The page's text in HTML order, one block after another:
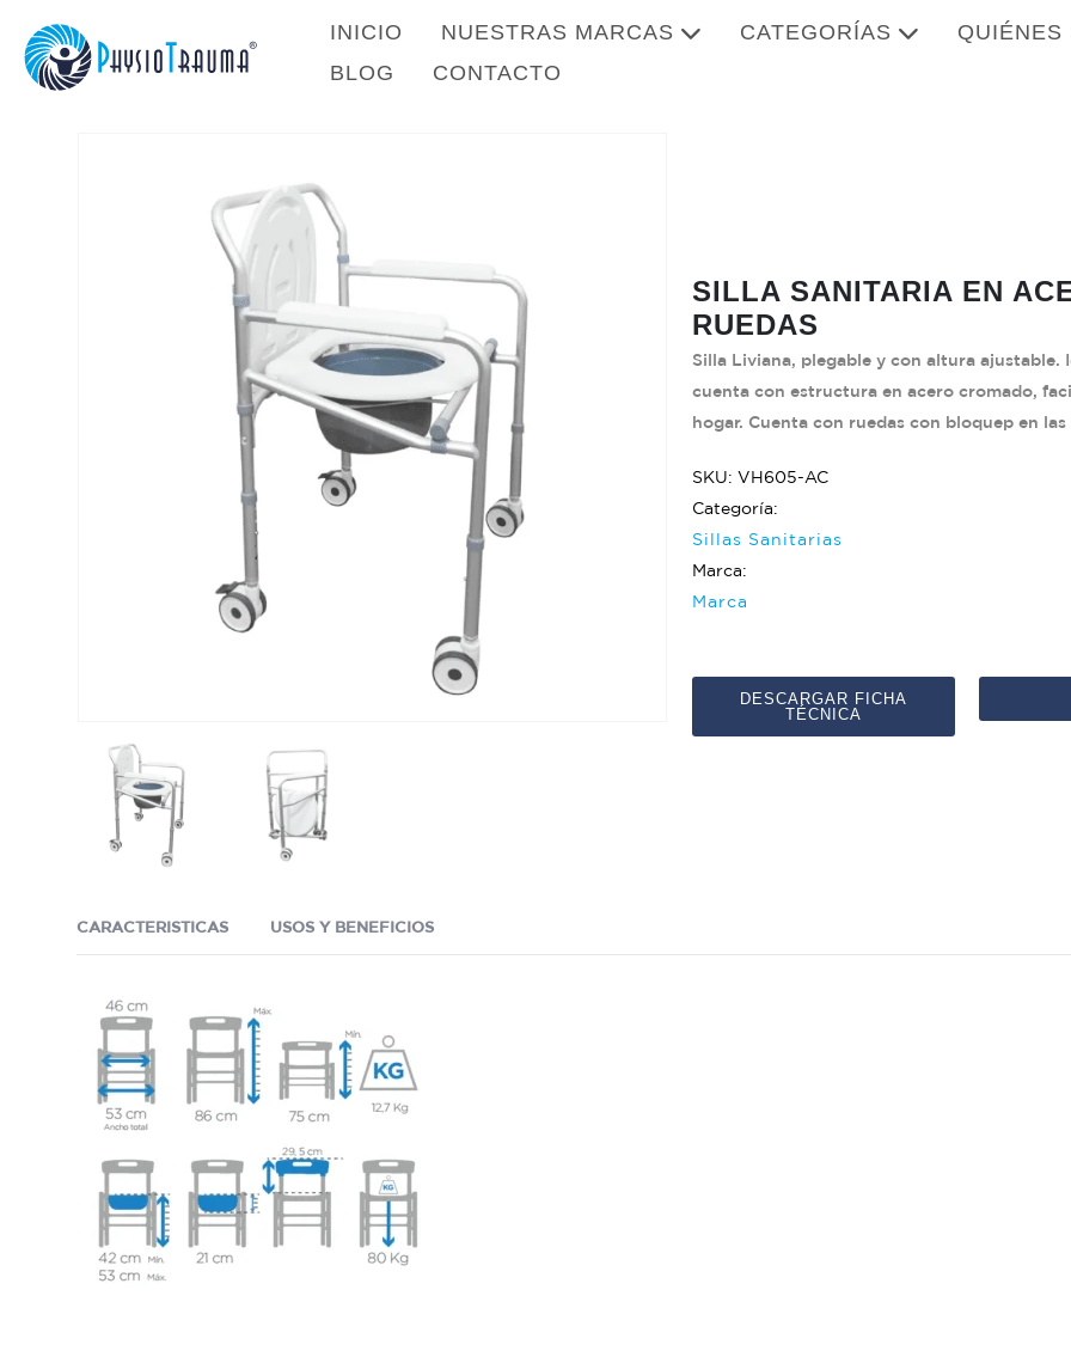
INICIO NUESTRAS MARCAS CATEGORÍAS
QUIÉNES
BLOG
CONTACTO
SILLA SANITARIA EN
RUEDAS
Silla Liviana, plegable y con altura
cuenta con estructura en acero cromado,
hogar. Cuenta con ruedas con bloquep en
SKU: VH605-AC
Categoría:
Sillas Sanitarias
Marca:
Marca
DESCARGAR FICHA
TÉCNICA
CARACTERISTICAS USOS Y BENEFICIOS